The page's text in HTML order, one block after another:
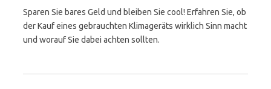
Sparen Sie bares Geld und bleiben Sie cool! Erfahren Sie, ob
der Kauf eines gebrauchten Klimageräts wirklich Sinn macht
und worauf Sie dabei achten sollten.